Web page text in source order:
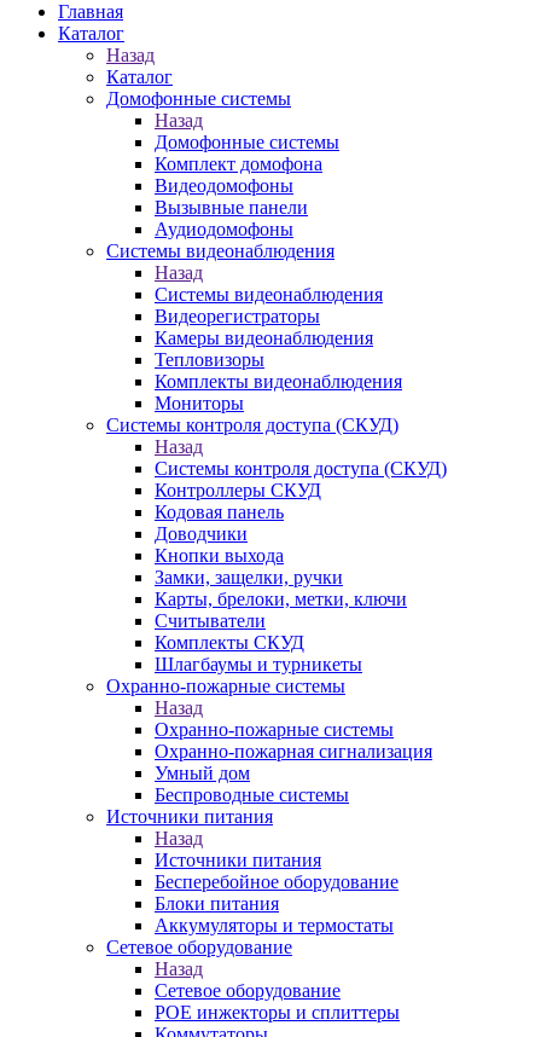
Главная
Каталог
Назад
Каталог
Домофонные системы
Назад
Домофонные системы
Комплект домофона
Видеодомофоны
Вызывные панели
Аудиодомофоны
Системы видеонаблюдения
Назад
Системы видеонаблюдения
Видеорегистраторы
Камеры видеонаблюдения
Тепловизоры
Комплекты видеонаблюдения
Мониторы
Системы контроля доступа (СКУД)
Назад
Системы контроля доступа (СКУД)
Контроллеры СКУД
Кодовая панель
Доводчики
Кнопки выхода
Замки, защелки, ручки
Карты, брелоки, метки, ключи
Считыватели
Комплекты СКУД
Шлагбаумы и турникеты
Охранно-пожарные системы
Назад
Охранно-пожарные системы
Охранно-пожарная сигнализация
Умный дом
Беспроводные системы
Источники питания
Назад
Источники питания
Бесперебойное оборудование
Блоки питания
Аккумуляторы и термостаты
Сетевое оборудование
Назад
Сетевое оборудование
POE инжекторы и сплиттеры